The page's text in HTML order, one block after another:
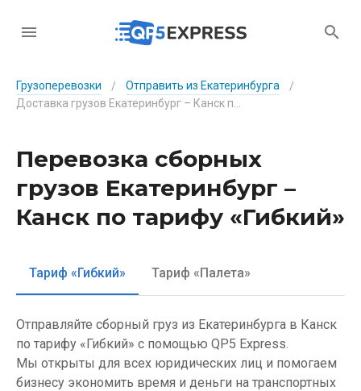
Грузоперевозки / Отправить из Екатеринбурга
/
Перевозка сборных
грузов Екатеринбург –
Канск по тарифу «Гибкий»
Тариф «Гибкий» Тариф «Палета»
Отправляйте сборный груз из Екатеринбурга в Канск
по тарифу «Гибкий» с помощью QP5 Express.
Мы открыты для всех юридических лиц и помогаем
бизнесу экономить время и деньги на транспортных